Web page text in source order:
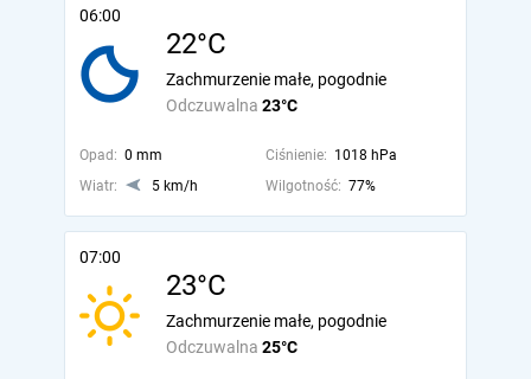
06:00
22°C
Odczuwalna 23°C
Zachmurzenie małe, pogodnie
Opad: 0 mm Ciśnienie: 1018 hPa
Wiatr:
5 km/h Wilgotność: 77%
07:00
23°C
Odczuwalna 25°C
Zachmurzenie małe, pogodnie